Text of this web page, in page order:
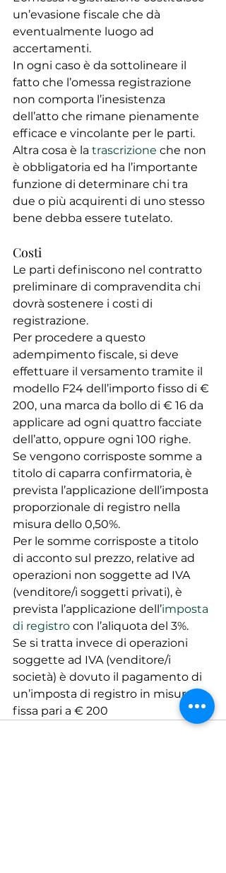
un’evasione fiscale che dà
eventualmente luogo ad
accertamenti.
In ogni caso è da sottolineare il
fatto che l’omessa registrazione
non comporta l’inesistenza
dell’atto che rimane pienamente
efficace e vincolante per le parti.
Altra cosa è la trascrizione che non
è obbligatoria ed ha l’importante
funzione di determinare chi tra
due o più acquirenti di uno stesso
bene debba essere tutelato.
Costi
Le parti definiscono nel contratto
preliminare di compravendita chi
dovrà sostenere i costi di
registrazione.
Per procedere a questo
adempimento fiscale, si deve
effettuare il versamento tramite il
modello F24 dell’importo fisso di €
200, una marca da bollo di € 16 da
applicare ad ogni quattro facciate
dell’atto, oppure ogni 100 righe.
Se vengono corrisposte somme a
titolo di caparra confirmatoria, è
prevista l’applicazione dell’imposta
proporzionale di registro nella
misura dello 0,50%.
Per le somme corrisposte a titolo
di acconto sul prezzo, relative ad
operazioni non soggette ad IVA
(venditore/i soggetti privati), è
prevista l’applicazione dell’imposta
di registro con l’aliquota del 3%.
Se si tratta invece di operazioni
soggette ad IVA (venditore/i
società) è dovuto il pagamento di
un’imposta di registro in misura
fissa pari a € 200